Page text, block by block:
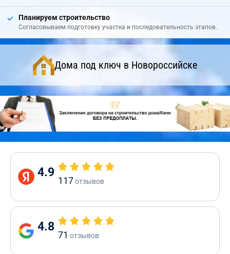
Планируем строительство
Согласовываем подготовку участка и последовательность этапов.
Дома под ключ в Новороссийске
4.9
117отзывов
4.8
71 отзывов